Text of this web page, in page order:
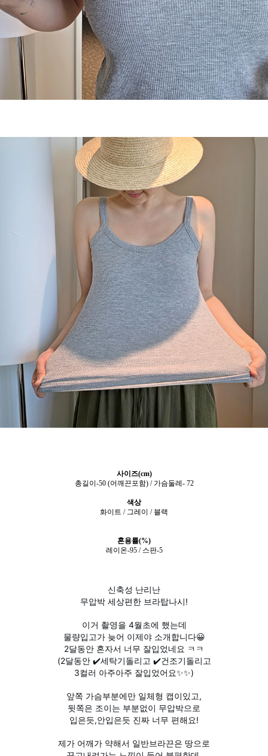
사이즈(cm)
총길이-50 (어깨끈포함) / 가슴둘레- 72
색상
화이트 / 그레이 / 블랙
혼용률(%)
레이온-95 / 스판-5
신축성 난리난
무압박 세상편한 브라탑나시!
이거 촬영을 4월초에 했는데
물량입고가 늦어 이제야 소개합니다😀
2달동안 혼자서 너무 잘입었네요 ㅋㅋ
(2달동안 ✔️세탁기돌리고 ✔️건조기돌리고
3컬러 아주아주 잘입었어요✨️✨️)
앞쪽 가슴부분에만 일체형 캡이있고,
뒷쪽은 조이는 부분없이 무압박으로
입은듯,안입은듯 진짜 너무 편해요!
제가 어깨가 약해서 일반브라끈은 땅으로